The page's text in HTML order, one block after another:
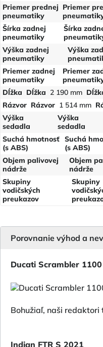
Priemer prednej
pneumatiky
Priemer
Šírka zadnej
pneumatiky
Šírka
Výška zadnej
pneumatiky
Výška
Priemer zadnej
pneumatiky
Priemer
Dĺžka Dĺžka 2 190 mm
Rázvor Rázvor 1 514 mm
Výška
sedadla
Výška
sedadla
Suchá hmotnosť
(s ABS)
Suchá
(s ABS)
Objem palivovej
nádrže
Objem
nádrže
Skupiny
vodičských
preukazov
Skupiny
Porovnanie výhod a
Ducati Scrambler
Bohužiaľ, naši
Indian FTR S 2021